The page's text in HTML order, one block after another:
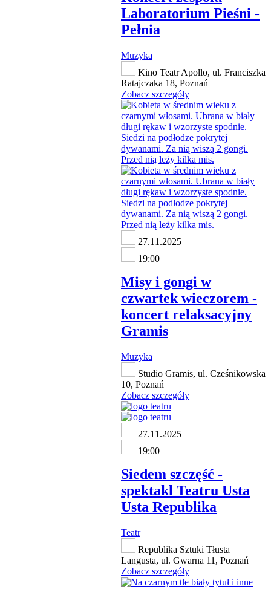
Laboratorium Pieśni -
Pełnia
Muzyka
Kino Teatr Apollo, ul. Franciszka
Ratajczaka 18, Poznań
Zobacz szczegóły
27.11.2025
19:00
Misy i gongi w
czwartek wieczorem -
koncert relaksacyjny
Gramis
Muzyka
Studio Gramis, ul. Cześnikowska
10, Poznań
Zobacz szczegóły
27.11.2025
19:00
Siedem szczęść -
spektakl Teatru Usta
Usta Republika
Teatr
Republika Sztuki Tłusta
Langusta, ul. Gwarna 11, Poznań
Zobacz szczegóły